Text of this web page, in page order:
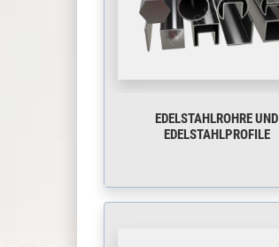
EDELSTAHLROHRE UND
EDELSTAHLPROFILE